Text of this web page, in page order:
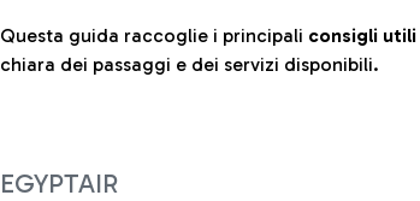
Questa guida raccoglie i principali consigli utili
chiara dei passaggi e dei servizi disponibili.
EGYPTAIR